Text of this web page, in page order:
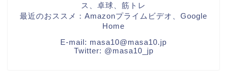
ス、卓球、筋トレ
最近のおススメ：Amazonプライムビデオ、Google
Home
E-mail: masa10@masa10.jp
Twitter: @masa10_jp